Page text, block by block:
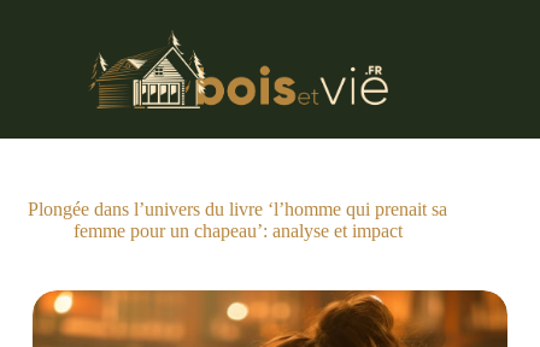
Plongée dans l’univers du livre ‘l’homme qui prenait sa
femme pour un chapeau’: analyse et impact